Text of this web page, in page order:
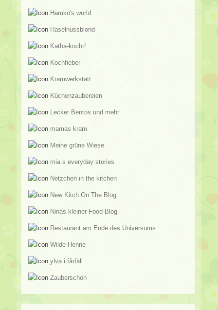
Haruko's world
Haselnussblond
Katha-kocht!
Kochfieber
Kramwerkstatt
Küchenzaubereien
Lecker Bentos und mehr
mamas kram
Meine grüne Wiese
mia.s everyday stories
Netzchen in the kitchen
New Kitch On The Blog
Ninas kleiner Food-Blog
Restaurant am Ende des Universums
Wilde Henne
ylva i fårfäll
Zauberschön